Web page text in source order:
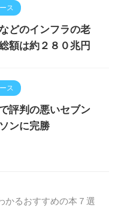
ス
どのインフラの老
額は約２８０兆円
ス
評判の悪いセブン
ンに完勝
かるおすすめの本７選